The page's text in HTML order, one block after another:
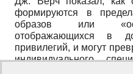
формируются в
образов или
отображающихся в
привилегий, и могут
индивидуального,